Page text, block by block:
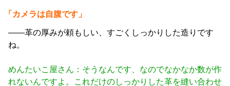
「カメラは自腹です」
――革の厚みが頼もしい、すごくしっかりした造りです
ね。
めんたいこ屋さん：そうなんです、なのでなかなか数が作
れないんですよ。これだけのしっかりした革を縫い合わせ